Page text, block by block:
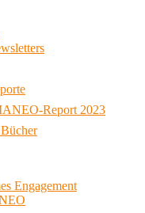
Report 2023
Engagement